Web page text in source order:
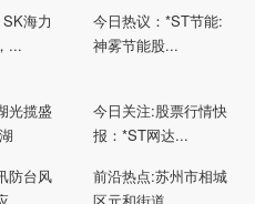
海力
...
今日热议：*ST节能:
神雾节能股...
光揽盛
今日关注:股票行情快
报：*ST网达...
防台风
前沿热点:苏州市相城